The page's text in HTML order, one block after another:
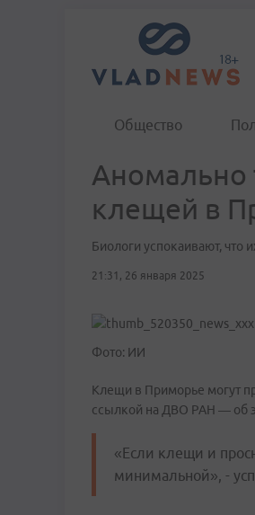
Общество
Аномально
клещей в
Биологи успокаивают, что
21:31, 26 января 2025
Фото: ИИ
Клещи в Приморье могут
ссылкой на ДВО РАН — об
«Если клещи и
минимальной», -